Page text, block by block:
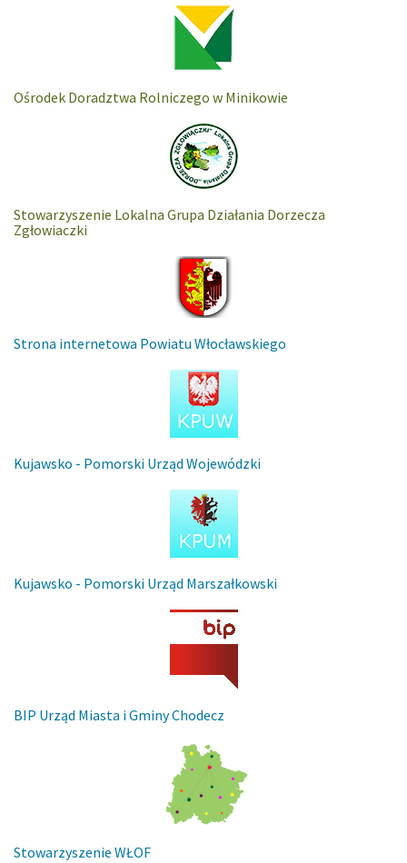
Ośrodek Doradztwa Rolniczego w Minikowie
Stowarzyszenie Lokalna Grupa Działania Dorzecza
Zgłowiaczki
Strona internetowa Powiatu Włocławskiego
Kujawsko - Pomorski Urząd Wojewódzki
Kujawsko - Pomorski Urząd Marszałkowski
BIP Urząd Miasta i Gminy Chodecz
Stowarzyszenie WŁOF